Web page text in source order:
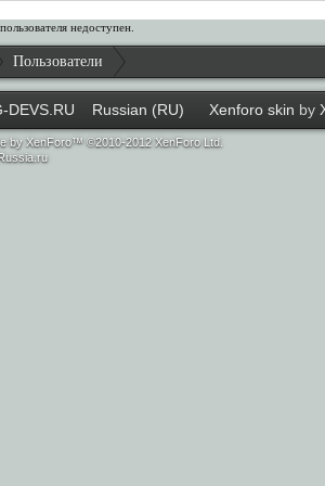
недоступен.
Пользователи
DEVS.RU Russian (RU) Xenforo skin by
by XenForo™ ©2010-2012 XenForo Ltd.